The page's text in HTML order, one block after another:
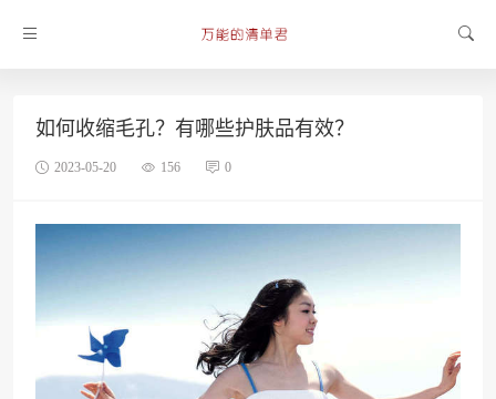
如何收缩毛孔？有哪些护肤品有效？
2023-05-20 156 0